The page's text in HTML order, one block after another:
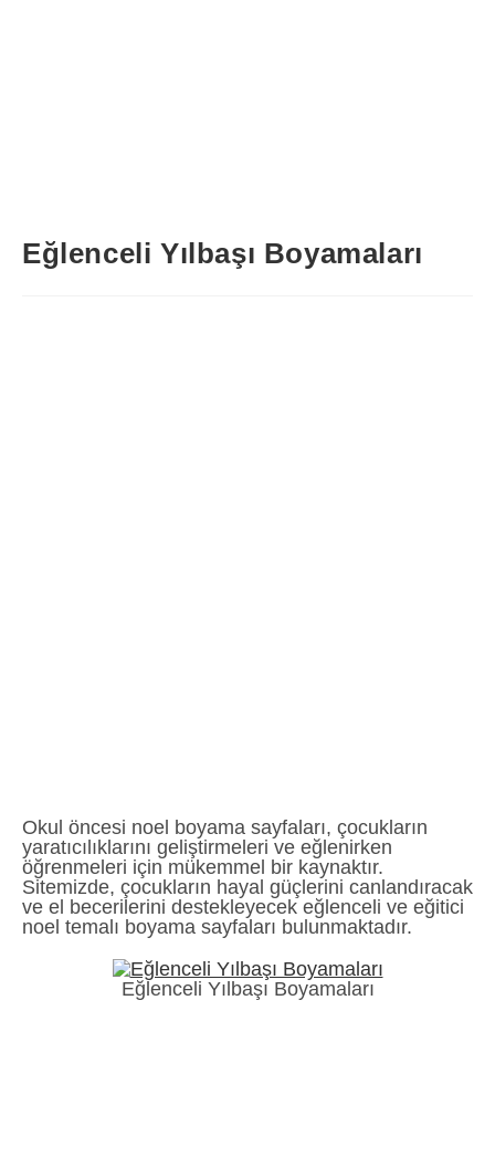
Eğlenceli Yılbaşı Boyamaları
Okul öncesi noel boyama sayfaları, çocukların
yaratıcılıklarını geliştirmeleri ve eğlenirken
öğrenmeleri için mükemmel bir kaynaktır.
Sitemizde, çocukların hayal güçlerini canlandıracak
ve el becerilerini destekleyecek eğlenceli ve eğitici
noel temalı boyama sayfaları bulunmaktadır.
Eğlenceli Yılbaşı Boyamaları